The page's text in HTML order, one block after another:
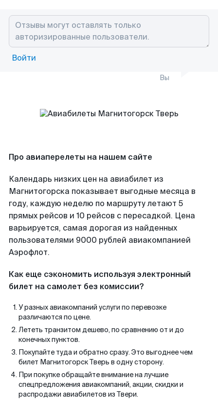
Войти
Вы
Про авиаперелеты на нашем сайте
Календарь низких цен на авиабилет из
Магнитогорска показывает выгодные месяца в
году, каждую неделю по маршруту летают 5
прямых рейсов и 10 рейсов с пересадкой. Цена
варьируется, самая дорогая из найденных
пользователями 9000 рублей авиакомпанией
Аэрофлот.
Как еще сэкономить используя электронный
билет на самолет без комиссии?
У разных авиакомпаний услуги по перевозке
различаются по цене.
Лететь транзитом дешево, по сравнению от и до
конечных пунктов.
Покупайте туда и обратно сразу. Это выгоднее чем
билет Магнитогорск Тверь в одну сторону.
При покупке обращайте внимание на лучшие
спецпредложения авиакомпаний, акции, скидки и
распродажи авиабилетов из Твери.